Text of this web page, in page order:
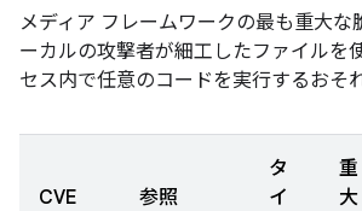
メディア フレームワークの最も重大な
ーカルの攻撃者が細工したファイルを
セス内で任意のコードを実行するおそ
CVE 参照
タ
イ
重
大